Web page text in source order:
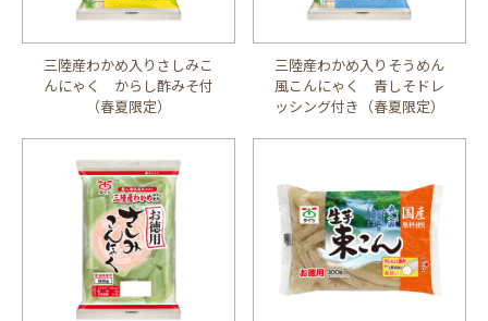
三陸産わかめ入りさしみこ
んにゃく からし酢みそ付
（春夏限定）
三陸産わかめ入りそうめん
風こんにゃく 青しそドレ
ッシング付き（春夏限定）